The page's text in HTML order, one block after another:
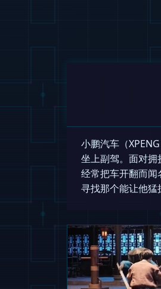
小鹏汽车（
坐上副驾。面对拥
经常把车开翻而
寻找那个能让他